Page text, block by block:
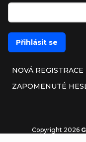
Přihlásit se
NOVÁ REGISTRACE
ZAPOMENUTÉ
Copyright 2026